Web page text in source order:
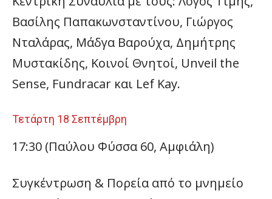
Βασίλης Παπακωνσταντίνου, Γιώργος
Νταλάρας, Μάδγα Βαρούχα, Δημήτρης
Μυστακίδης, Κοινοί Θνητοί, Unveil the
Sense, Fundracar και Lef Kay.
Τετάρτη 18 Σεπτέμβρη
17:30 (Παύλου Φύσσα 60, Αμφιάλη)
Συγκέντρωση & Πορεία από το μνημείο